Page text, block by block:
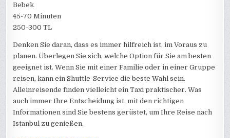
Bebek
45-70 Minuten
250-300 TL
Denken Sie daran, dass es immer hilfreich ist, im Voraus zu
planen. Überlegen Sie sich, welche Option für Sie am besten
geeignet ist. Wenn Sie mit einer Familie oder in einer Gruppe
reisen, kann ein Shuttle-Service die beste Wahl sein.
Alleinreisende finden vielleicht ein Taxi praktischer. Was
auch immer Ihre Entscheidung ist, mit den richtigen
Informationen sind Sie bestens gerüstet, um Ihre Reise nach
Istanbul zu genießen.